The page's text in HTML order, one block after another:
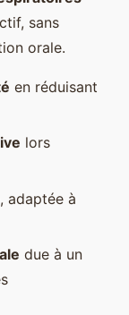
sans
orale.
en réduisant
lors
, adaptée à
due à un